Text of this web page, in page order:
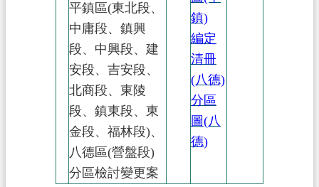
平鎮區(東北段、
中庸段、鎮興
段、中興段、建
安段、吉安段、
北商段、東陵
段、鎮東段、東
金段、福林段)、
八德區(營盤段)
分區檢討變更案
鎮)
編定
清冊
(八德)
分區
圖(八
德)